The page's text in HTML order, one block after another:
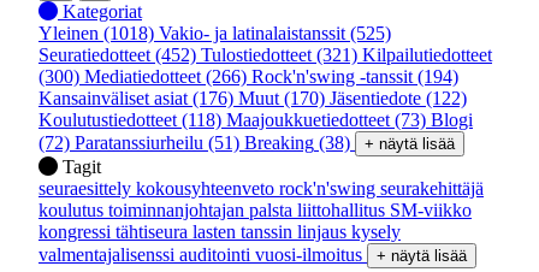
Kategoriat
Yleinen (1018) Vakio- ja latinalaistanssit (525)
Seuratiedotteet (452) Tulostiedotteet (321) Kilpailutiedotteet
(300) Mediatiedotteet (266) Rock'n'swing -tanssit (194)
Kansainväliset asiat (176) Muut (170) Jäsentiedote (122)
Koulutustiedotteet (118) Maajoukkuetiedotteet (73) Blogi
(72) Paratanssiurheilu (51) Breaking (38) + näytä lisää
Tagit
seuraesittely kokousyhteenveto rock'n'swing seurakehittäjä
koulutus toiminnanjohtajan palsta liittohallitus SM-viikko
kongressi tähtiseura lasten tanssin linjaus kysely
valmentajalisenssi auditointi vuosi-ilmoitus + näytä lisää